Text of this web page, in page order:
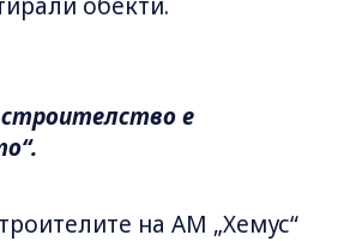
е
на АМ „Хемус“